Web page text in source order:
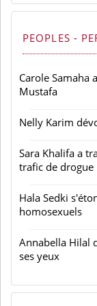
PEOPLES -
Carole Samaha
Mustafa
Nelly Karim
Sara Khalifa a
trafic de drogue
Hala Sedki
homosexuels
Annabella Hilal
ses yeux